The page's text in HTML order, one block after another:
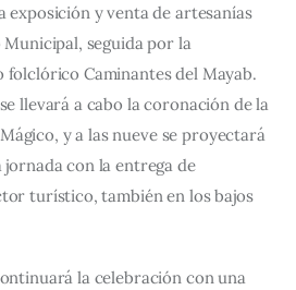
exposición y venta de artesanías
Municipal, seguida por la
Caminantes del Mayab.
llevará a cabo la coronación de la
y a las nueve se proyectará
con la entrega de
turístico, también en los bajos
la celebración con una